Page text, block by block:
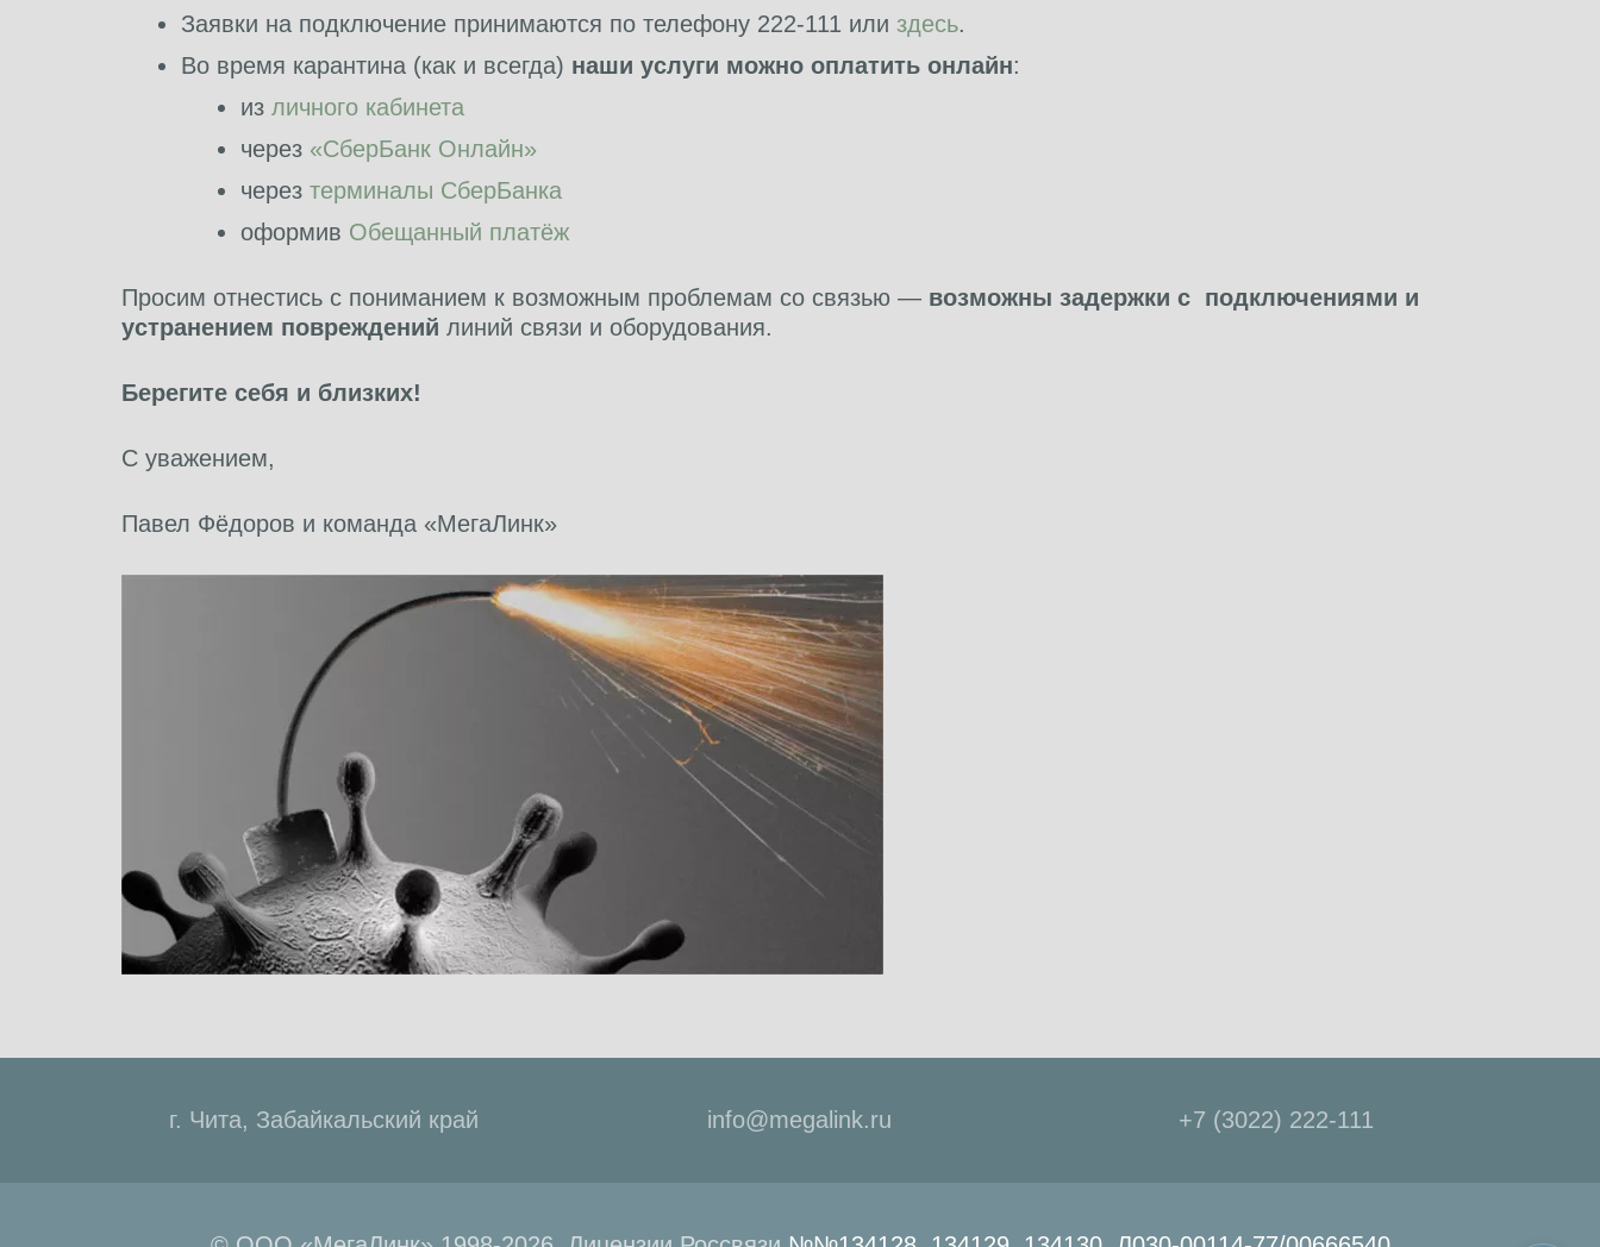
Заявки на подключение принимаются по телефону 222-111 или здесь.
Во время карантина (как и всегда) наши услуги можно оплатить онлайн:
из личного кабинета
через «СберБанк Онлайн»
через терминалы СберБанка
оформив Обещанный платёж
Просим отнестись с пониманием к возможным проблемам со связью — возможны задержки с подключениями и
устранением повреждений линий связи и оборудования.
Берегите себя и близких!
С уважением,
Павел Фёдоров и команда «МегаЛинк»
г. Чита, Забайкальский край info@megalink.ru +7 (3022) 222-111